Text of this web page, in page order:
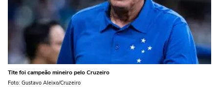
Tite foi campeão mineiro pelo Cruzeiro
Foto: Gustavo Aleixo/Cruzeiro